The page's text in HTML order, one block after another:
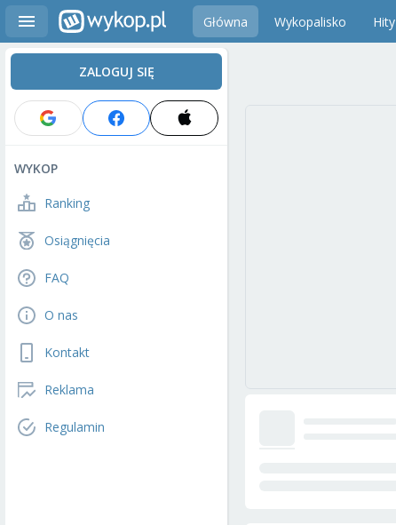
Główna Wykopalisko Hity
ZALOGUJ SIĘ
WYKOP
Ranking
Osiągnięcia
FAQ
O nas
Kontakt
Reklama
Regulamin